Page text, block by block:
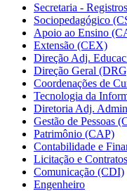
Secretaria -
Sociopedagógico
Apoio ao Ensino
Extensão (CEX)
Direção Adj.
Direção Geral
Coordenações de
Tecnologia da
Diretoria Adj.
Gestão de Pessoas
Patrimônio (CAP)
Contabilidade e
Licitação e
Comunicação (CDI)
Engenheiro